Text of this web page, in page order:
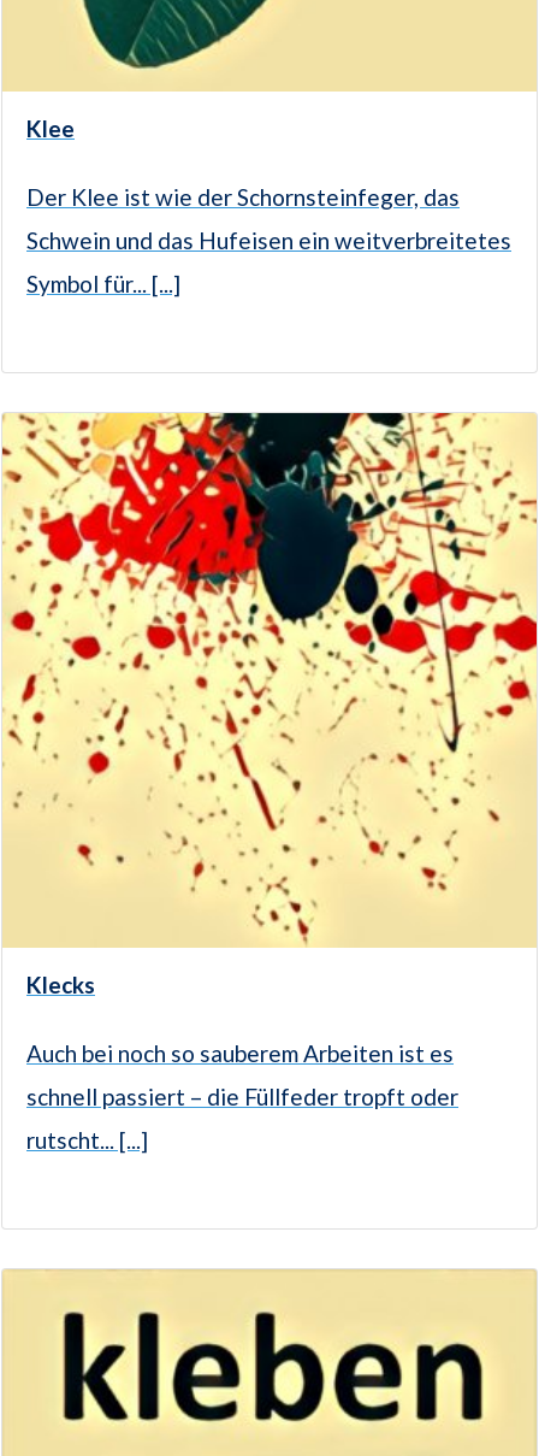
Klee
Der Klee ist wie der Schornsteinfeger, das
Schwein und das Hufeisen ein weitverbreitetes
Symbol für... [...]
Klecks
Auch bei noch so sauberem Arbeiten ist es
schnell passiert – die Füllfeder tropft oder
rutscht... [...]